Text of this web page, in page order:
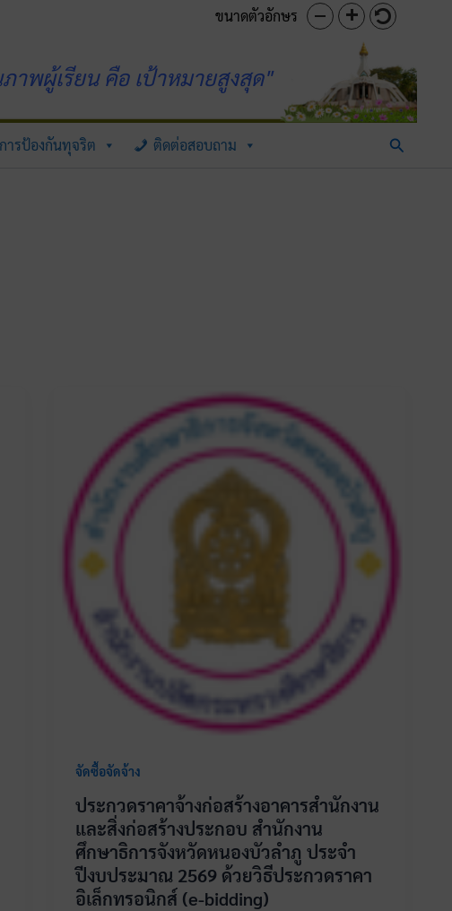
ขนาดตัวอักษร
าพผู้เรียน คือ เป้าหมายสูงสุด"
การป้องกันทุจริต ติดต่อสอบถาม Search
จัดซื้อจัดจ้าง
ประกวดราคาจ้างก่อสร้างอาคารสำนักงาน
และสิ่งก่อสร้างประกอบ สำนักงาน
ศึกษาธิการจังหวัดหนองบัวลำภู ประจำ
ปีงบประมาณ 2569 ด้วยวิธีประกวดราคา
อิเล็กทรอนิกส์ (e-bidding)